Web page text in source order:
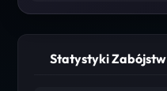
Statystyki Zabójstw